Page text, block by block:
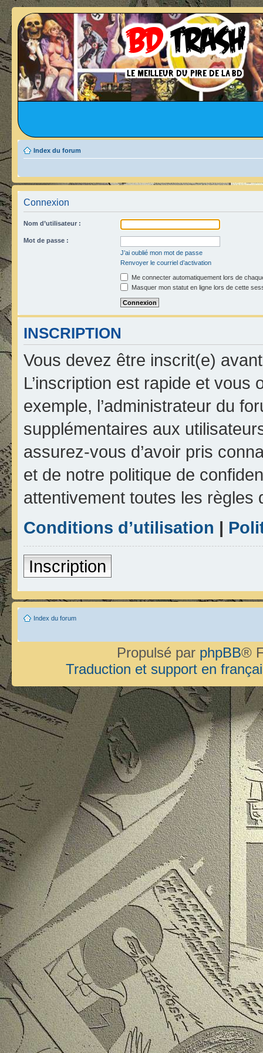
Index du forum
Connexion
Nom d’utilisateur :
Mot de passe :
J’ai oublié mon mot de passe
Renvoyer le courriel d’activation
Me connecter automatiquement lors de
Masquer mon statut en ligne lors de cette
INSCRIPTION
Vous devez être inscrit(e)
L’inscription est rapide et
exemple, l’administrateur du
supplémentaires aux
assurez-vous d’avoir pris
et de notre politique de
attentivement toutes les règles
Conditions d’utilisation |
Inscription
Index du forum
Propulsé par phpBB®
Traduction et support en